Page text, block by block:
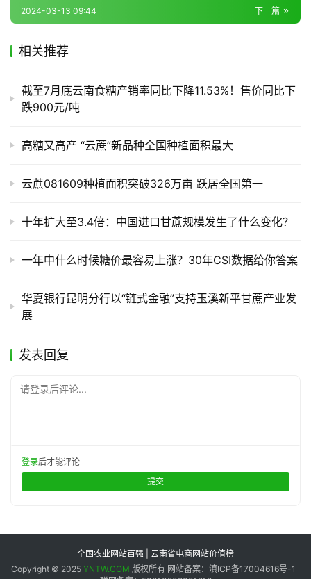
下一篇
2024-03-13 09:44
相关推荐
截至7月底云南食糖产销率同比下降11.53%！售价同比下
跌900元/吨
高糖又高产 “云蔗”新品种全国种植面积最大
云蔗081609种植面积突破326万亩 跃居全国第一
十年扩大至3.4倍：中国进口甘蔗规模发生了什么变化？
一年中什么时候糖价最容易上涨？30年CSI数据给你答案
华夏银行昆明分行以“链式金融”支持玉溪新平甘蔗产业发
展
发表回复
请登录后评论...
登录后才能评论
提交
全国农业网站百强 | 云南省电商网站价值榜
Copyright © 2025 YNTW.COM 版权所有 网站备案：滇ICP备17004616号-1